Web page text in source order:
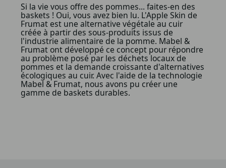
Si la vie vous offre des pommes... faites-en des
baskets ! Oui, vous avez bien lu. L'Apple Skin de
Frumat est une alternative végétale au cuir
créée à partir des sous-produits issus de
l'industrie alimentaire de la pomme. Mabel &
Frumat ont développé ce concept pour répondre
au problème posé par les déchets locaux de
pommes et la demande croissante d'alternatives
écologiques au cuir. Avec l'aide de la technologie
Mabel & Frumat, nous avons pu créer une
gamme de baskets durables.